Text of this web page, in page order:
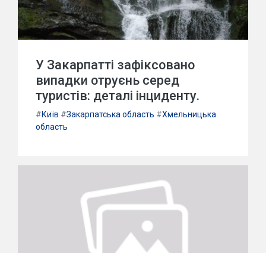
У Закарпатті зафіксовано
випадки отруєнь серед
туристів: деталі інциденту.
#Київ #Закарпатська область #Хмельницька
область